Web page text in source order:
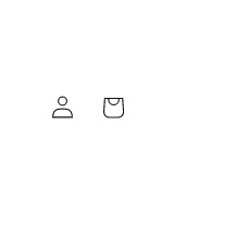
EinloggenWarenkorb